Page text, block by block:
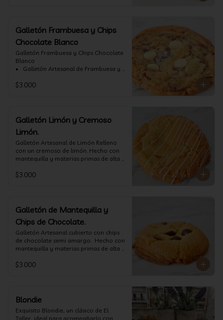
Galletón Frambuesa y Chips
Chocolate Blanco
Galletón Frambuesa y Chips Chocolate
Blanco
•⁠  ⁠ Galletón Artesanal de Frambuesa y
con mantequilla y materias primas de
$3.000
Galletón Limón y Cremoso
Limón.
⁠Galletón Artesanal de Limón Relleno
con un cremoso de limón. Hecho con
mantequilla y materias primas de alta
$3.000
Galletón de Mantequilla y
Chips de Chocolate.
⁠Galletón Artesanal cubierto con chips
de chocolate semi amargo.  Hecho con
mantequilla y materias primas de alta
$3.000
Blondie
Exquisito Blondie, un clásico de El
Taller, ideal para acompañarlo con